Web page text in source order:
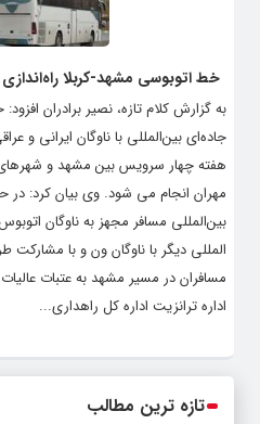
خط اتوبوسی مشهد-کربلا
به گزارش کلام تازه، نصیر برادران
جاده‌ای بین‌المللی با ناوگان ایرانی و
هفته چهار سرویس بین مشهد و
مهران انجام می شود. وی بیان کرد:
بین‌المللی مسافر مجهز به ناوگان
المللی دیگر با ناوگان ون و با مشارکت
مسافران در مسیر مشهد به عتبات
اداره ترانزیت اداره کل راهداری...
تازه ترین مطالب